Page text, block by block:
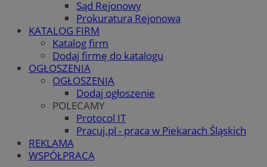
Sąd Rejonowy
Prokuratura Rejonowa
KATALOG FIRM
Katalog firm
Dodaj firmę do katalogu
OGŁOSZENIA
OGŁOSZENIA
Dodaj ogłoszenie
POLECAMY
Protocol IT
Pracuj.pl - praca w Piekarach Śląskich
REKLAMA
WSPÓŁPRACA